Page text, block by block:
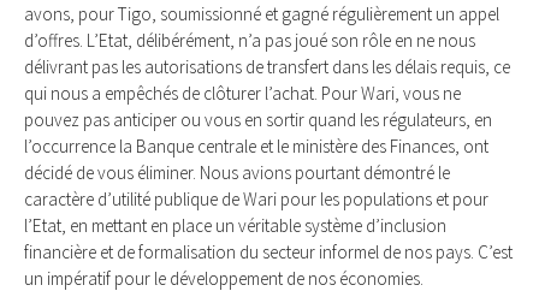
avons, pour Tigo, soumissionné et gagné régulièrement un appel
d’offres. L’Etat, délibérément, n’a pas joué son rôle en ne nous
délivrant pas les autorisations de transfert dans les délais requis, ce
qui nous a empêchés de clôturer l’achat. Pour Wari, vous ne
pouvez pas anticiper ou vous en sortir quand les régulateurs, en
l’occurrence la Banque centrale et le ministère des Finances, ont
décidé de vous éliminer. Nous avions pourtant démontré le
caractère d’utilité publique de Wari pour les populations et pour
l’Etat, en mettant en place un véritable système d’inclusion
financière et de formalisation du secteur informel de nos pays. C’est
un impératif pour le développement de nos économies.